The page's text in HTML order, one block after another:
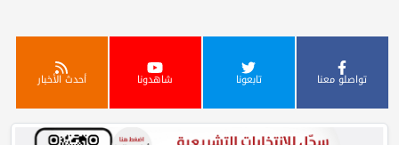
تواصلو معنا تابعونا شاهدونا أحدث الأخبار